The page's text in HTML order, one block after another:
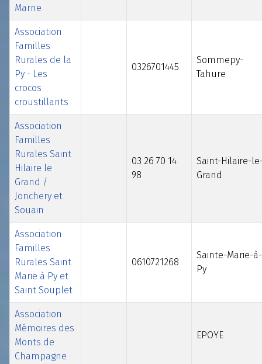
Marne
Association
Familles
Rurales de la
Py - Les
crocos
croustillants
0326701445
Sommepy-
Tahure
Association
Familles
Rurales Saint
Hilaire le
Grand /
Jonchery et
Souain
03 26 70 14
98
Saint-Hilaire-
Grand
Association
Familles
Rurales Saint
Marie à Py et
Saint Souplet
0610721268
Sainte-Marie-à-
Py
Association
Mémoires des
Monts de
Champagne
EPOYE